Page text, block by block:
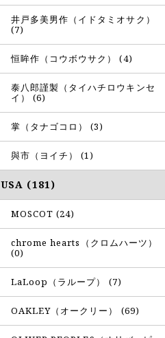
井戸多美男作（イドタミオサク）
(7)
恒眸作（コウボウサク） (4)
泰八郎謹製（タイハチロウキンセ
イ） (6)
掌（タナゴコロ） (3)
與市（ヨイチ） (1)
USA (181)
MOSCOT (24)
chrome hearts（クロムハーツ）
(0)
LaLoop（ラループ） (7)
OAKLEY（オークリー） (69)